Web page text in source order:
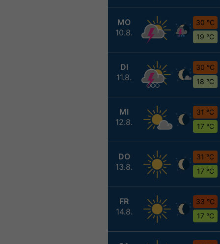
MO
10.8.
30 °C
19 °C
DI
11.8.
30 °C
18 °C
MI
12.8.
31 °C
17 °C
DO
13.8.
31 °C
17 °C
FR
14.8.
33 °C
17 °C